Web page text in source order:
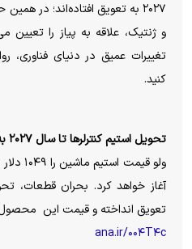
۲۰۲۷ به تعویق افتاده‌اند؛ در
و ژنتیک، علاقه به پیاز را تعیین
تغییرات عمیق در دنیای فناوری،
کنید.
تحویل استیم کنترلرها تا سال ۲۰۲۷ به تعویق افتاد
ولو
تعویق انداخته و قیمت این
ana.ir/۰۰۴T۴c